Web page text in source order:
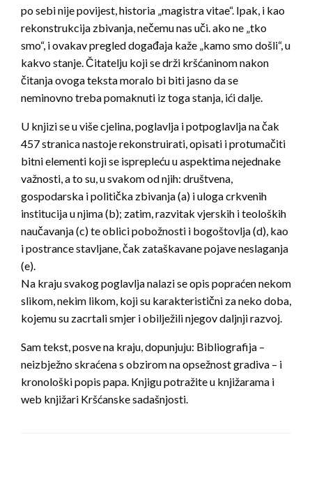
po sebi nije povijest, historia „magistra vitae“. Ipak, i kao
rekonstrukcija zbivanja, nečemu nas uči. ako ne „tko
smo“, i ovakav pregled događaja kaže „kamo smo došli“, u
kakvo stanje. Čitatelju koji se drži kršćaninom nakon
čitanja ovoga teksta moralo bi biti jasno da se
neminovno treba pomaknuti iz toga stanja, ići dalje.
U knjizi se u više cjelina, poglavlja i potpoglavlja na čak
457 stranica nastoje rekonstruirati, opisati i protumačiti
bitni elementi koji se isprepleću u aspektima nejednake
važnosti, a to su, u svakom od njih: društvena,
gospodarska i politička zbivanja (a) i uloga crkvenih
institucija u njima (b); zatim, razvitak vjerskih i teoloških
naučavanja (c) te oblici pobožnosti i bogoštovlja (d), kao
i postrance stavljane, čak zataškavane pojave neslaganja
(e).
Na kraju svakog poglavlja nalazi se opis popraćen nekom
slikom, nekim likom, koji su karakteristični za neko doba,
kojemu su zacrtali smjer i obilježili njegov daljnji razvoj.
Sam tekst, posve na kraju, dopunjuju: Bibliografija –
neizbježno skraćena s obzirom na opsežnost gradiva – i
kronološki popis papa. Knjigu potražite u knjižarama i
web knjižari Kršćanske sadašnjosti.